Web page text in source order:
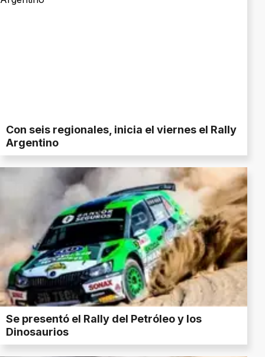
Con seis regionales, inicia el viernes el Rally
Argentino
Se presentó el Rally del Petróleo y los
Dinosaurios